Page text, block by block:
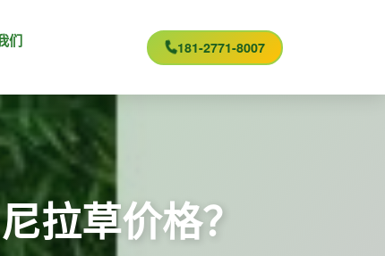
们 181-2771-8007
拉草价格？